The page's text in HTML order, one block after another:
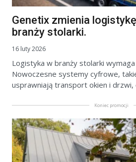
Genetix zmienia
branży stolarki.
16 luty 2026
Logistyka w branży stolarki
Nowoczesne systemy cyfrowe,
usprawniają transport okien i drzwi,
Koniec promocji